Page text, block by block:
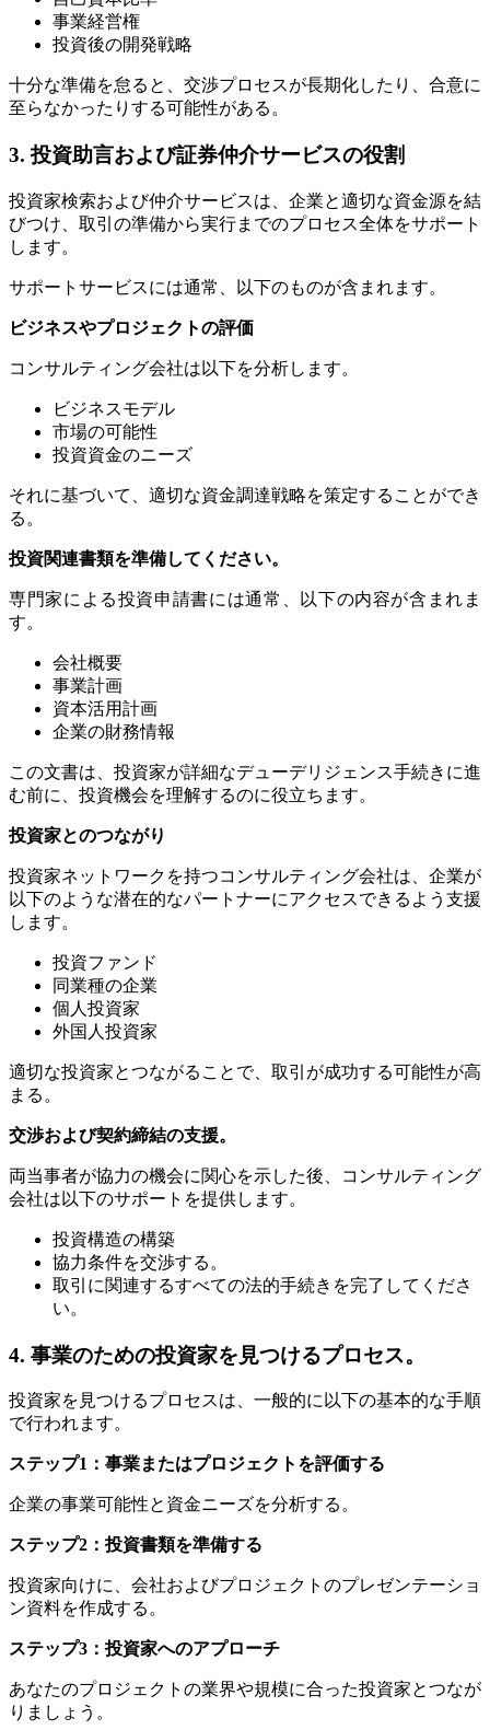
事業経営権
投資後の開発戦略
十分な準備を怠ると、交渉プロセスが長期化したり、合意に
至らなかったりする可能性がある。
3. 投資助言および証券仲介サービスの役割
投資家検索および仲介サービスは、企業と適切な資金源を結
びつけ、取引の準備から実行までのプロセス全体をサポート
します。
サポートサービスには通常、以下のものが含まれます。
ビジネスやプロジェクトの評価
コンサルティング会社は以下を分析します。
ビジネスモデル
市場の可能性
投資資金のニーズ
それに基づいて、適切な資金調達戦略を策定することができ
る。
投資関連書類を準備してください。
専門家による投資申請書には通常、以下の内容が含まれま
す。
会社概要
事業計画
資本活用計画
企業の財務情報
この文書は、投資家が詳細なデューデリジェンス手続きに進
む前に、投資機会を理解するのに役立ちます。
投資家とのつながり
投資家ネットワークを持つコンサルティング会社は、企業が
以下のような潜在的なパートナーにアクセスできるよう支援
します。
投資ファンド
同業種の企業
個人投資家
外国人投資家
適切な投資家とつながることで、取引が成功する可能性が高
まる。
交渉および契約締結の支援。
両当事者が協力の機会に関心を示した後、コンサルティング
会社は以下のサポートを提供します。
投資構造の構築
協力条件を交渉する。
取引に関連するすべての法的手続きを完了してくださ
い。
4. 事業のための投資家を見つけるプロセス。
投資家を見つけるプロセスは、一般的に以下の基本的な手順
で行われます。
ステップ1：事業またはプロジェクトを評価する
企業の事業可能性と資金ニーズを分析する。
ステップ2：投資書類を準備する
投資家向けに、会社およびプロジェクトのプレゼンテーショ
ン資料を作成する。
ステップ3：投資家へのアプローチ
あなたのプロジェクトの業界や規模に合った投資家とつなが
りましょう。